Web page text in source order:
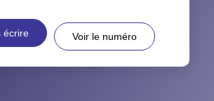
écrire Voir le numéro